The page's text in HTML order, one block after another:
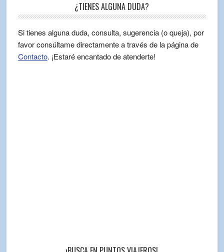
¿TIENES ALGUNA DUDA?
Si tienes alguna duda, consulta, sugerencia (o queja), por
favor consúltame directamente a través de la página de
Contacto. ¡Estaré encantado de atenderte!